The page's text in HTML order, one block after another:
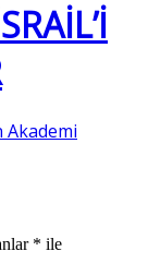
Akademi
* ile